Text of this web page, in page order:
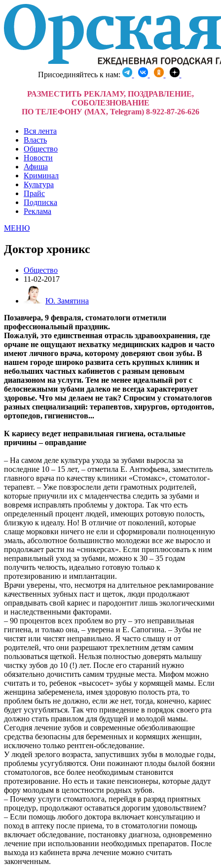
Присоединяйтесь к нам:
РАЗМЕСТИТЬ РЕКЛАМУ, ПОЗДРАВЛЕНИЕ,
СОБОЛЕЗНОВАНИЕ
ПО ТЕЛЕФОНУ (MAX, Telegram) 8-922-87-26-626
Вся лента
Власть
Общество
Новости
Афиша
Криминал
Культура
Прайс
Подписка
Реклама
МЕНЮ
Доктор хроникс
Общество
11-02-2017
Ю. Замятина
Позавчера, 9 февраля, стоматологи отметили
профессиональный праздник.
Пожалуй, это единственная отрасль здравоохранения, где
орчане не ощущают нехватку медицинских кадров и часто
имеют личного врача, которому доверяют свои зубы. В
нашем городе широко развита сеть крупных клиник и
небольших частных кабинетов с разным ценовым
диапазоном на услуги. Тем не менее идеальный рот с
белоснежными зубами далеко не всегда характеризует
здоровье. Что мы делаем не так? Спросим у стоматологов
разных специализаций: терапевтов, хирургов, ортодонтов,
ортопедов, гигиенистов...
К кариесу ведет неправильная гигиена, остальные
причины – оправдание
– На самом деле культура ухода за зубами выросла за
последние 10 – 15 лет, – отметила Е. Антюфьева, заместитель
главного врача по качеству клиники «Стомакс», стоматолог-
терапевт. – Уже повзрослели дети грамотных родителей,
которые приучили их с младенчества следить за зубами и
вовремя исправлять проблемы у доктора. Так что есть
определенный процент людей, имеющих ротовую полость,
близкую к идеалу. Но! В отличие от поколений, которые
слаще морковки ничего не ели и сформировали полноценную
эмаль, абсолютное большинство молодежи все же выросло и
продолжает расти на «сникерсах». Если приплюсовать к ним
неправильный уход за зубами, можно к 30 – 35 годам
получить челюсть, идеально готовую только к
протезированию и имплантации.
Врачи уверены, что, несмотря на длительное рекламирование
качественных зубных паст и щеток, люди продолжают
оправдывать свой кариес и пародонтит лишь экологическими
и наследственными факторами.
– 90 процентов всех проблем во рту – это неправильная
гигиена, и только она, – уверена и Е. Сапогина. – Зубы не
чистят или чистят неправильно. Я часто слышу и от
родителей, что они разрешают трехлетним детям самим
пользоваться щеткой. Нельзя полностью доверять малышу
чистку зубов до 10 (!) лет. После его стараний нужно
обязательно дочистить самим трудные места. Мифом можно
считать и то, ребенок «высосет» зубы у кормящей мамы. Если
женщина забеременела, имея здоровую полость рта, то
проблем быть не должно, если же нет, тогда, конечно, кариес
будет усугубляться. Так что приведение в порядок своего рта
должно стать правилом для будущей и молодой мамы.
Сегодня лечение зубов и современные обезболивающие
средства безопасны для беременных и кормящих женщин,
исключено только рентген-обследование.
У людей зрелого возраста, запустивших зубы в молодые годы,
проблемы усугубляются. Они пожинают плоды былой боязни
стоматологов, все более необходимым становится
протезирование. Но есть и такие пенсионеры, которые дадут
фору молодым в целостности родных зубов.
– Почему услуги стоматолога, перейдя в разряд приятных
процедур, продолжают оставаться дорогим удовольствием?
– Если помощь любого доктора включает консультацию и
поход в аптеку после приема, то в стоматологии помощь
включает обследование, постановку диагноза, одновременно
лечение при использовании необходимых препаратов. После
выхода из кабинета врача лечение можно считать
законченным.